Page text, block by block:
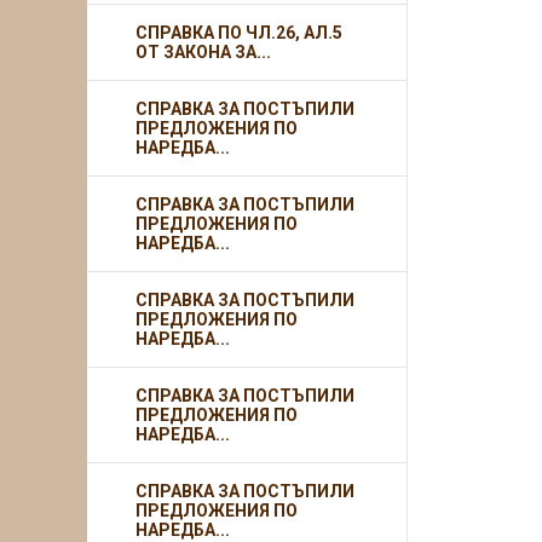
СПРАВКА ПО ЧЛ.26, АЛ.5
ОТ ЗАКОНА ЗА...
СПРАВКА ЗА ПОСТЪПИЛИ
ПРЕДЛОЖЕНИЯ ПО
НАРЕДБА...
СПРАВКА ЗА ПОСТЪПИЛИ
ПРЕДЛОЖЕНИЯ ПО
НАРЕДБА...
СПРАВКА ЗА ПОСТЪПИЛИ
ПРЕДЛОЖЕНИЯ ПО
НАРЕДБА...
СПРАВКА ЗА ПОСТЪПИЛИ
ПРЕДЛОЖЕНИЯ ПО
НАРЕДБА...
СПРАВКА ЗА ПОСТЪПИЛИ
ПРЕДЛОЖЕНИЯ ПО
НАРЕДБА...